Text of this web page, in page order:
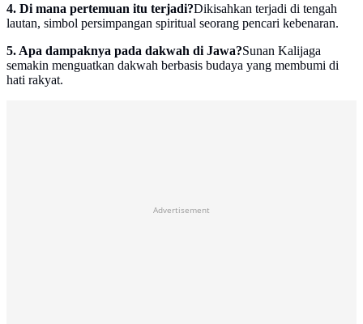
4. Di mana pertemuan itu terjadi?Dikisahkan terjadi di tengah
lautan, simbol persimpangan spiritual seorang pencari kebenaran.
5. Apa dampaknya pada dakwah di Jawa?Sunan Kalijaga
semakin menguatkan dakwah berbasis budaya yang membumi di
hati rakyat.
Advertisement